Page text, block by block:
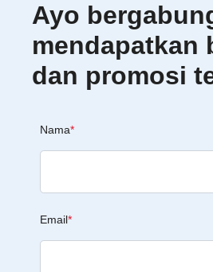
Ayo
mendapatkan
dan promosi
Nama*
Email*